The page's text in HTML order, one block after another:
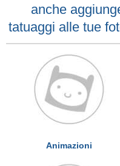
anche
tatuaggi alle tue
Animazioni